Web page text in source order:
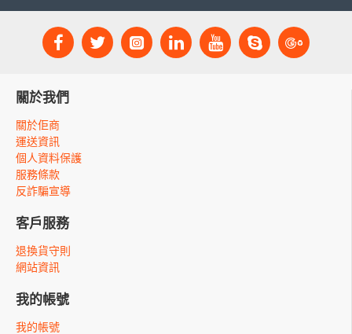
關於我們
關於佢商
運送資訊
個人資料保護
服務條款
反詐騙宣導
客戶服務
退換貨守則
網站資訊
我的帳號
我的帳號